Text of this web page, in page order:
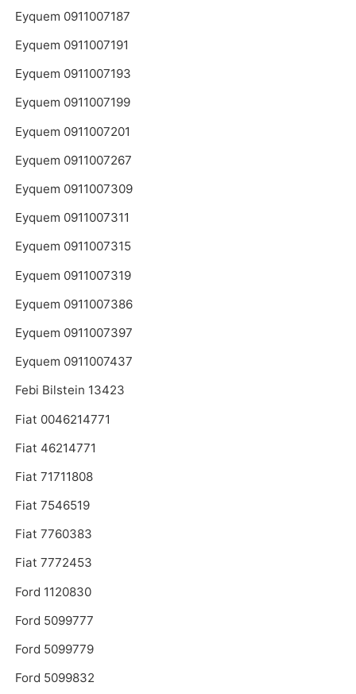
Eyquem 0911007187
Eyquem 0911007191
Eyquem 0911007193
Eyquem 0911007199
Eyquem 0911007201
Eyquem 0911007267
Eyquem 0911007309
Eyquem 0911007311
Eyquem 0911007315
Eyquem 0911007319
Eyquem 0911007386
Eyquem 0911007397
Eyquem 0911007437
Febi Bilstein 13423
Fiat 0046214771
Fiat 46214771
Fiat 71711808
Fiat 7546519
Fiat 7760383
Fiat 7772453
Ford 1120830
Ford 5099777
Ford 5099779
Ford 5099832